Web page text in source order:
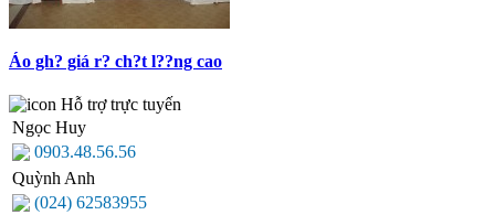
Áo gh? giá r? ch?t l??ng cao
Hỗ trợ trực tuyến
Ngọc Huy
0903.48.56.56
Quỳnh Anh
(024) 62583955